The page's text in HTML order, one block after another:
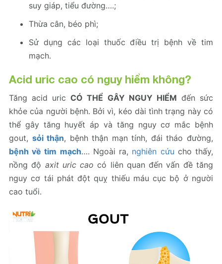
suy giáp, tiểu đường….;
Thừa cân, béo phì;
Sử dụng các loại thuốc điều trị bệnh về tim
mạch.
Acid uric cao có nguy hiểm không?
Tăng acid uricCÓ THỂ GÂY NGUY HIỂM đến sức
khỏe của người bệnh. Bởi vì, kéo dài tình trạng này có
thể gây tăng huyết áp và tăng nguy cơ mắc bệnh
gout, sỏi thận, bệnh thận mạn tính, đái tháo đường,
bệnh về tim mạch…. Ngoài ra, nghiên cứu cho thấy,
nồng độ axit uric cao có liên quan đến vấn đề tăng
nguy cơ tái phát đột quỵ thiếu máu cục bộ ở người
cao tuổi.